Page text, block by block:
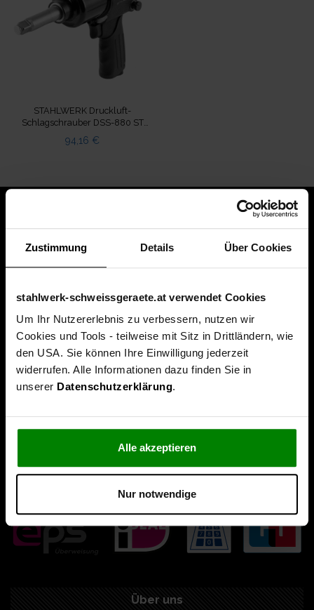
Zustimmung Details Über Cookies
stahlwerk-schweissgeraete.at verwendet Cookies
Um Ihr Nutzererlebnis zu verbessern, nutzen wir
Cookies und Tools - teilweise mit Sitz in Drittländern, wie
den USA. Sie können Ihre Einwilligung jederzeit
widerrufen. Alle Informationen dazu finden Sie in
unserer Datenschutzerklärung.
Alle akzeptieren
Nur notwendige
STAHLWERK Druckluft-
Schlagschrauber DSS-880 ST
1/2 Zoll lange Aufnahme 881
NM
94,16 €
Über uns